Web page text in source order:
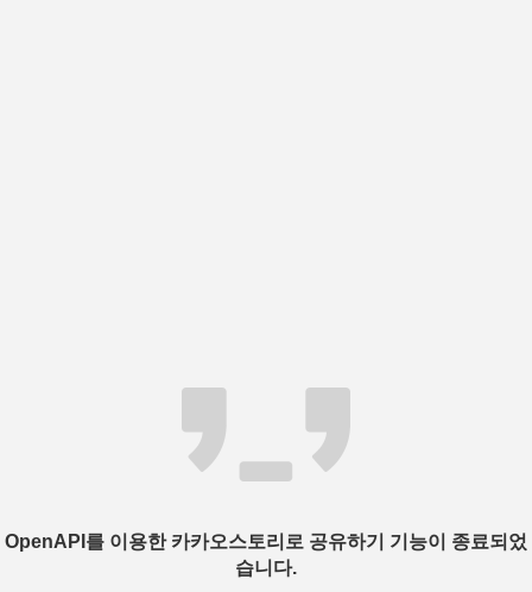
OpenAPI를 이용한 카카오스토리로 공유하기 기능이 종료되었
습니다.